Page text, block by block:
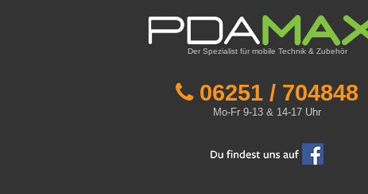
Der Spezialist für mobile Technik & Zubehör
06251 / 704848
Mo-Fr 9-13 & 14-17 Uhr